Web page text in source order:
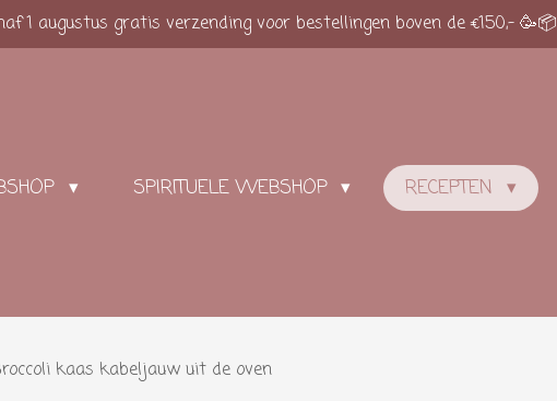
1 augustus gratis verzending voor bestellingen boven de €150,- 🥳📦
SPIRITUELE WEBSHOP RECEPTEN
kaas kabeljauw uit de oven